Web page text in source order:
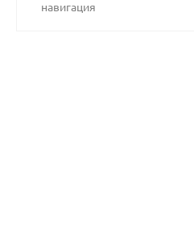
навигация